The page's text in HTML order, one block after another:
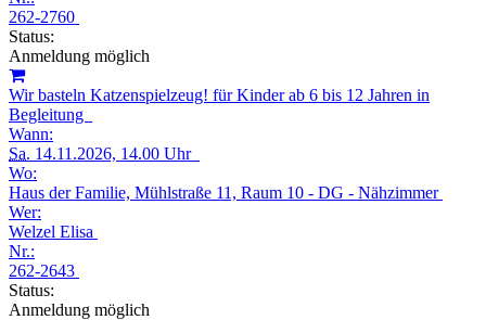
262-2760
Status:
Anmeldung möglich
Wir basteln Katzenspielzeug! für Kinder ab 6 bis 12 Jahren in
Begleitung
Wann:
Sa. 14.11.2026, 14.00 Uhr
Wo:
Haus der Familie, Mühlstraße 11, Raum 10 - DG - Nähzimmer
Wer:
Welzel Elisa
Nr.:
262-2643
Status:
Anmeldung möglich